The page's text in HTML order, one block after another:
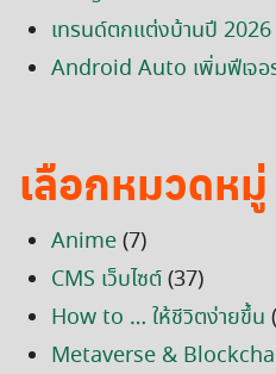
เทรนด์ตกแต่งบ้านปี
Android Auto เพิ่มฟีเจ
เลือกหมวดหมู่
Anime(7)
CMS เว็บไซต์(37)
How to … ให้ชีวิตง่ายขึ้น
Metaverse &